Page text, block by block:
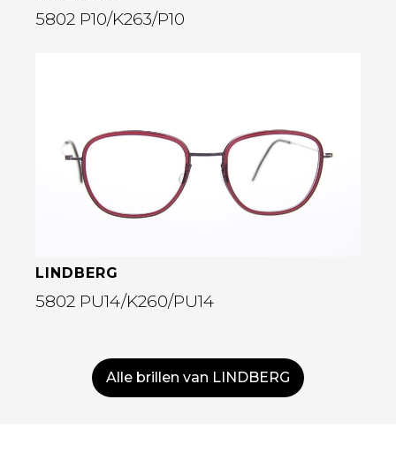
5802 P10/K263/P10
LINDBERG
5802 PU14/K260/PU14
Alle brillen van LINDBERG